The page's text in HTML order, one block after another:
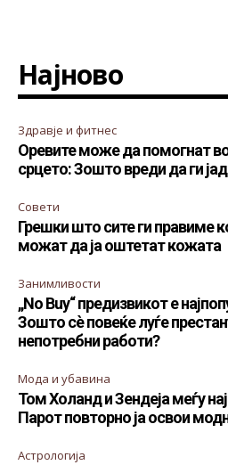
Најново
Здравје и фитнес
Оревите може да помогнат
срцето: Зошто вреди да ги
Совети
Грешки што сите ги правиме
можат да ја оштетат кожата
Занимливости
„No Buy“ предизвикот е
Зошто сè повеќе луѓе
непотребни работи?
Мода и убавина
Том Холанд и Зендеја меѓу
Парот повторно ја освои
Астрологија